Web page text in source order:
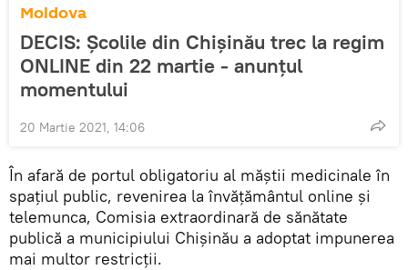
Moldova
DECIS: Școlile din Chișinău trec la regim
ONLINE din 22 martie - anunțul
momentului
20 Martie 2021, 14:06
În afară de portul obligatoriu al măștii medicinale în
spațiul public, revenirea la învățământul online și
telemunca, Comisia extraordinară de sănătate
publică a municipiului Chișinău a adoptat impunerea
mai multor restricții.